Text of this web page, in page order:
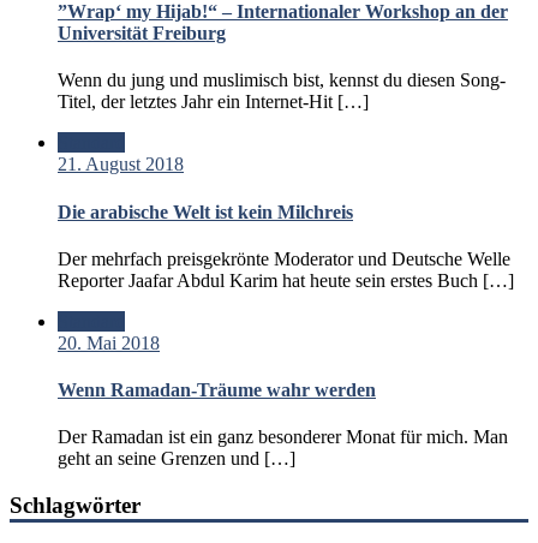
”Wrap‘ my Hijab!“ – Internationaler Workshop an der
Universität Freiburg
Wenn du jung und muslimisch bist, kennst du diesen Song-
Titel, der letztes Jahr ein Internet-Hit […]
21. August 2018
Die arabische Welt ist kein Milchreis
Der mehrfach preisgekrönte Moderator und Deutsche Welle
Reporter Jaafar Abdul Karim hat heute sein erstes Buch […]
20. Mai 2018
Wenn Ramadan-Träume wahr werden
Der Ramadan ist ein ganz besonderer Monat für mich. Man
geht an seine Grenzen und […]
Schlagwörter